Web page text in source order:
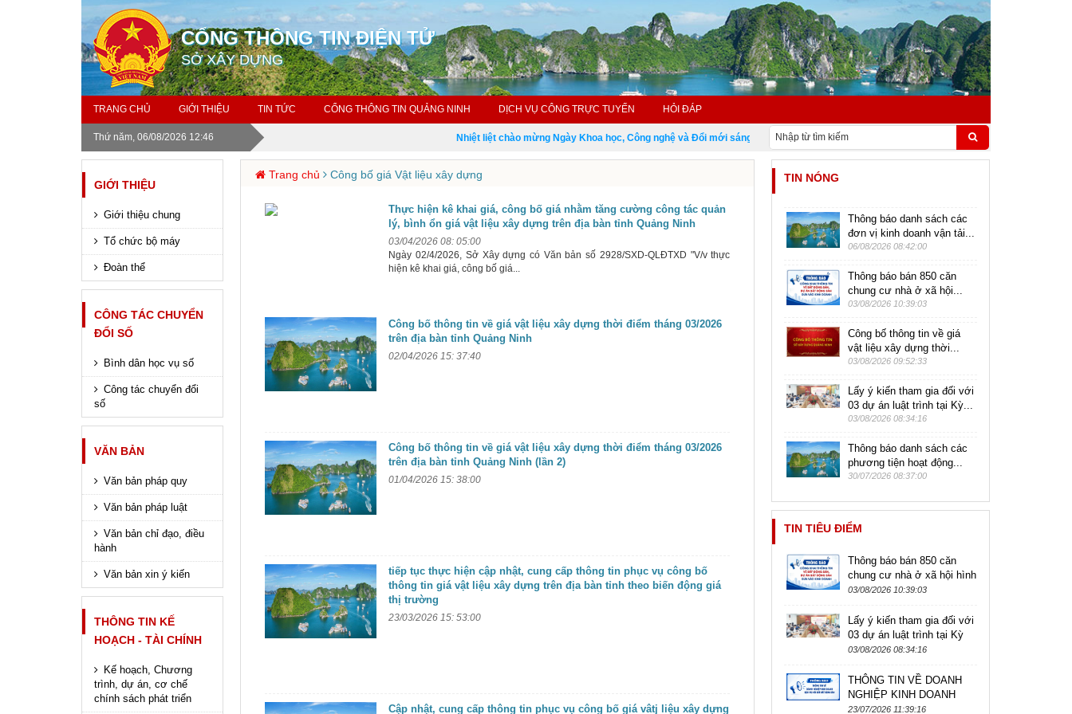
CỔNG THÔNG TIN ĐIỆN TỬ
SỞ XÂY DỰNG
TRANG CHỦ GIỚI THIỆU TIN TỨC CỔNG THÔNG TIN QUẢNG NINH DỊCH VỤ CÔNG TRỰC TUYẾN HỎI ĐÁP
Thứ năm, 06/08/2026 12:46 Nhiệt liệt chào mừng Ngày Khoa học, Công nghệ và Đổi mới sáng tạo Việt Nam 18/5
GIỚI THIỆU
Giới thiệu chung
Tổ chức bộ máy
Đoàn thể
CÔNG TÁC CHUYỂN
ĐỔI SỐ
Bình dân học vụ số
Công tác chuyển đổi
số
VĂN BẢN
Văn bản pháp quy
Văn bản pháp luật
Văn bản chỉ đạo, điều
hành
Văn bản xin ý kiến
THÔNG TIN KẾ
HOẠCH - TÀI CHÍNH
Kế hoạch, Chương
trình, dự án, cơ chế
chính sách phát triển
Trang chủ Công bố giá Vật liệu xây dựng
Thực hiện kê khai giá, công bố giá nhằm tăng cường công tác quản
lý, bình ổn giá vật liệu xây dựng trên địa bàn tỉnh Quảng Ninh
03/04/2026 08: 05:00
Ngày 02/4/2026, Sở Xây dựng có Văn bản số 2928/SXD-QLĐTXD "V/v thực
hiện kê khai giá, công bố giá...
Công bố thông tin về giá vật liệu xây dựng thời điểm tháng 03/2026
trên địa bàn tỉnh Quảng Ninh
02/04/2026 15: 37:40
Công bố thông tin về giá vật liệu xây dựng thời điểm tháng 03/2026
trên địa bàn tỉnh Quảng Ninh (lần 2)
01/04/2026 15: 38:00
tiếp tục thực hiện cập nhật, cung cấp thông tin phục vụ công bố
thông tin giá vật liệu xây dựng trên địa bàn tỉnh theo biến động giá
thị trường
23/03/2026 15: 53:00
Cập nhật, cung cấp thông tin phục vụ công bố giá vâtj liệu xây dựng
TIN NÓNG
Thông báo danh sách các
đơn vị kinh doanh vận tải...
06/08/2026 08:42:00
Thông báo bán 850 căn
chung cư nhà ở xã hội...
03/08/2026 10:39:03
Công bố thông tin về giá
vật liệu xây dựng thời...
03/08/2026 09:52:33
Lấy ý kiến tham gia đối với
03 dự án luật trình tại Kỳ...
03/08/2026 08:34:16
Thông báo danh sách các
phương tiện hoạt động...
30/07/2026 08:37:00
TIN TIÊU ĐIỂM
Thông báo bán 850 căn
chung cư nhà ở xã hội hình
thành trong tương lai tại dự
03/08/2026 10:39:03
Lấy ý kiến tham gia đối với
03 dự án luật trình tại Kỳ
họp không thường lệ lần
03/08/2026 08:34:16
THÔNG TIN VỀ DOANH
NGHIỆP KINH DOANH
DỊCH VỤ MÔI GIỚI BẤT
23/07/2026 11:39:16